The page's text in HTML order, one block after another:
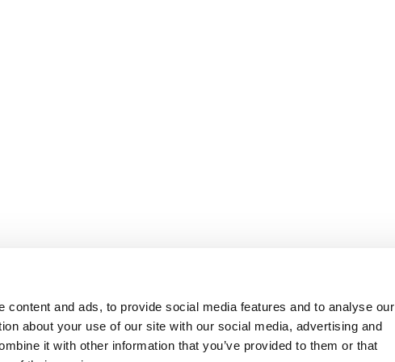
content and ads, to provide social media features and to analyse our
about your use of our site with our social media, advertising and
it with other information that you’ve provided to them or that